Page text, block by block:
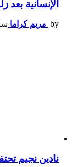
الإنسانية بعد
by مريم كراما
نادين نجيم